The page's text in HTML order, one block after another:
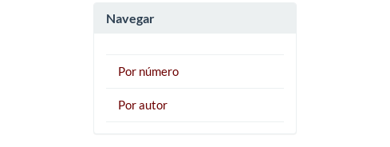
Navegar
Por número
Por autor